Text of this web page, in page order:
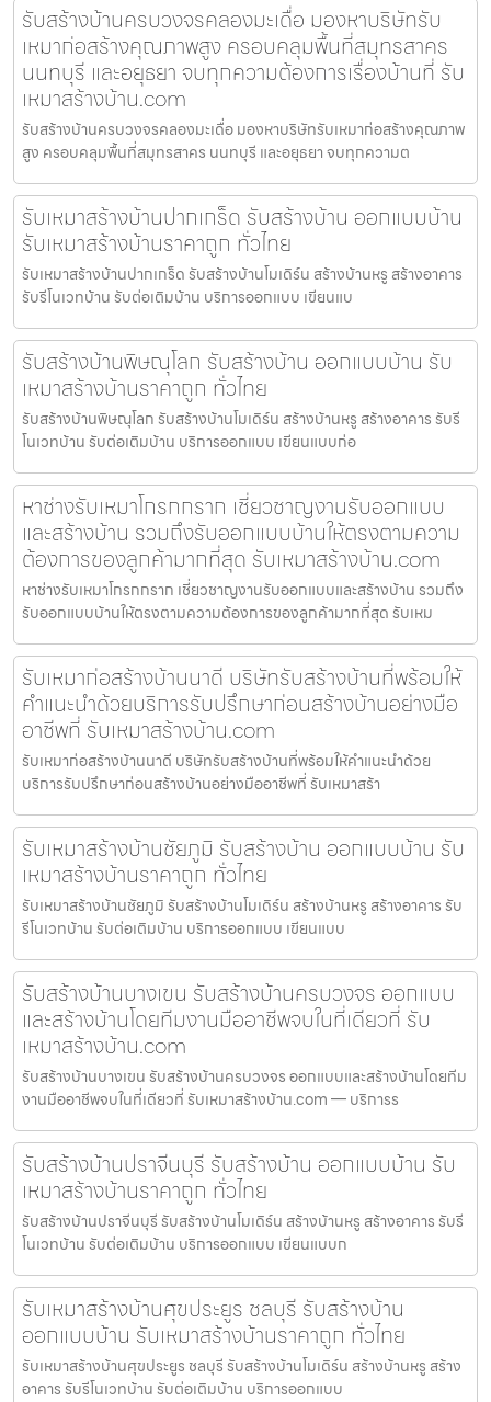
รับสร้างบ้านครบวงจรคลองมะเดื่อ มองหาบริษัทรับ
เหมาก่อสร้างคุณภาพสูง ครอบคลุมพื้นที่สมุทรสาคร
นนทบุรี และอยุธยา จบทุกความต้องการเรื่องบ้านที่ รับ
เหมาสร้างบ้าน.com
รับสร้างบ้านครบวงจรคลองมะเดื่อ มองหาบริษัทรับเหมาก่อสร้างคุณภาพ
สูง ครอบคลุมพื้นที่สมุทรสาคร นนทบุรี และอยุธยา จบทุกความต
รับเหมาสร้างบ้านปากเกร็ด รับสร้างบ้าน ออกแบบบ้าน
รับเหมาสร้างบ้านราคาถูก ทั่วไทย
รับเหมาสร้างบ้านปากเกร็ด รับสร้างบ้านโมเดิร์น สร้างบ้านหรู สร้างอาคาร
รับรีโนเวทบ้าน รับต่อเติมบ้าน บริการออกแบบ เขียนแบ
รับสร้างบ้านพิษณุโลก รับสร้างบ้าน ออกแบบบ้าน รับ
เหมาสร้างบ้านราคาถูก ทั่วไทย
รับสร้างบ้านพิษณุโลก รับสร้างบ้านโมเดิร์น สร้างบ้านหรู สร้างอาคาร รับรี
โนเวทบ้าน รับต่อเติมบ้าน บริการออกแบบ เขียนแบบก่อ
หาช่างรับเหมาโกรกกราก เชี่ยวชาญงานรับออกแบบ
และสร้างบ้าน รวมถึงรับออกแบบบ้านให้ตรงตามความ
ต้องการของลูกค้ามากที่สุด รับเหมาสร้างบ้าน.com
หาช่างรับเหมาโกรกกราก เชี่ยวชาญงานรับออกแบบและสร้างบ้าน รวมถึง
รับออกแบบบ้านให้ตรงตามความต้องการของลูกค้ามากที่สุด รับเหม
รับเหมาก่อสร้างบ้านนาดี บริษัทรับสร้างบ้านที่พร้อมให้
คำแนะนำด้วยบริการรับปรึกษาก่อนสร้างบ้านอย่างมือ
อาชีพที่ รับเหมาสร้างบ้าน.com
รับเหมาก่อสร้างบ้านนาดี บริษัทรับสร้างบ้านที่พร้อมให้คำแนะนำด้วย
บริการรับปรึกษาก่อนสร้างบ้านอย่างมืออาชีพที่ รับเหมาสร้า
รับเหมาสร้างบ้านชัยภูมิ รับสร้างบ้าน ออกแบบบ้าน รับ
เหมาสร้างบ้านราคาถูก ทั่วไทย
รับเหมาสร้างบ้านชัยภูมิ รับสร้างบ้านโมเดิร์น สร้างบ้านหรู สร้างอาคาร รับ
รีโนเวทบ้าน รับต่อเติมบ้าน บริการออกแบบ เขียนแบบ
รับสร้างบ้านบางเขน รับสร้างบ้านครบวงจร ออกแบบ
และสร้างบ้านโดยทีมงานมืออาชีพจบในที่เดียวที่ รับ
เหมาสร้างบ้าน.com
รับสร้างบ้านบางเขน รับสร้างบ้านครบวงจร ออกแบบและสร้างบ้านโดยทีม
งานมืออาชีพจบในที่เดียวที่ รับเหมาสร้างบ้าน.com — บริการร
รับสร้างบ้านปราจีนบุรี รับสร้างบ้าน ออกแบบบ้าน รับ
เหมาสร้างบ้านราคาถูก ทั่วไทย
รับสร้างบ้านปราจีนบุรี รับสร้างบ้านโมเดิร์น สร้างบ้านหรู สร้างอาคาร รับรี
โนเวทบ้าน รับต่อเติมบ้าน บริการออกแบบ เขียนแบบก
รับเหมาสร้างบ้านศุขประยูร ชลบุรี รับสร้างบ้าน
ออกแบบบ้าน รับเหมาสร้างบ้านราคาถูก ทั่วไทย
รับเหมาสร้างบ้านศุขประยูร ชลบุรี รับสร้างบ้านโมเดิร์น สร้างบ้านหรู สร้าง
อาคาร รับรีโนเวทบ้าน รับต่อเติมบ้าน บริการออกแบบ